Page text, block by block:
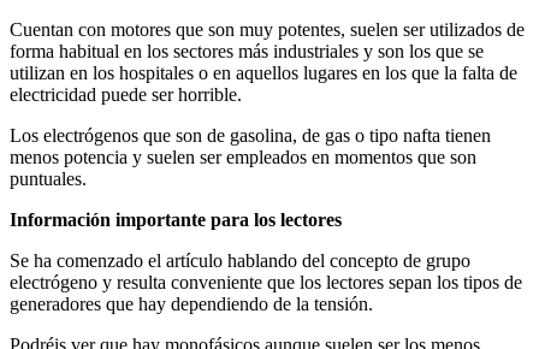
Cuentan con motores que son muy potentes, suelen ser utilizados de
forma habitual en los sectores más industriales y son los que se
utilizan en los hospitales o en aquellos lugares en los que la falta de
electricidad puede ser horrible.
Los electrógenos que son de gasolina, de gas o tipo nafta tienen
menos potencia y suelen ser empleados en momentos que son
puntuales.
Información importante para los lectores
Se ha comenzado el artículo hablando del concepto de grupo
electrógeno y resulta conveniente que los lectores sepan los tipos de
generadores que hay dependiendo de la tensión.
Podréis ver que hay monofásicos aunque suelen ser los menos